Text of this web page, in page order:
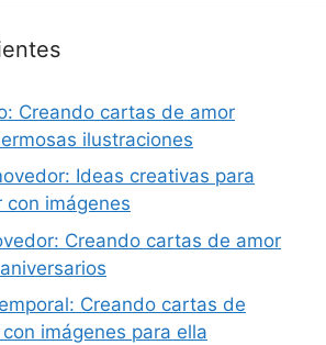
Creando cartas de amor
ilustraciones
Ideas creativas para
imágenes
Creando cartas de amor
Creando cartas de
imágenes para ella